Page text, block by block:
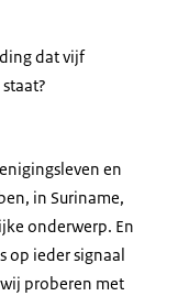
dat vijf
en
in Suriname,
onderwerp. En
ieder signaal
proberen met